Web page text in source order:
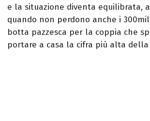
e la situazione diventa equilibrata,
quando non perdono anche i
botta pazzesca per la coppia che
portare a casa la cifra più alta della